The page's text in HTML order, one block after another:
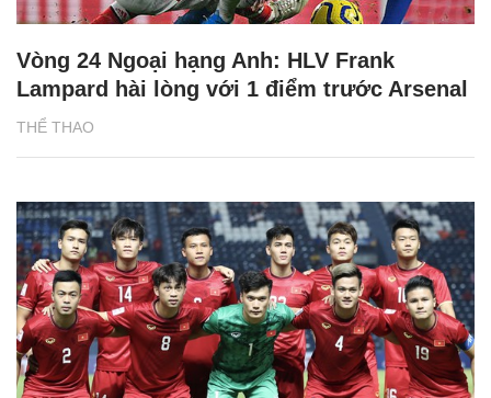
THỂ THAO
Vòng 24 Ngoại hạng Anh: HLV Frank
Lampard hài lòng với 1 điểm trước Arsenal